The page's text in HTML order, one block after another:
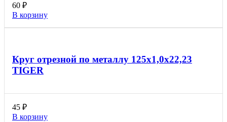
60 ₽
В корзину
Круг отрезной по металлу 125х1,0х22,23
TIGER
45 ₽
В корзину